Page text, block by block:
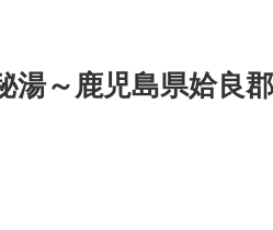
湯～鹿児島県姶良郡